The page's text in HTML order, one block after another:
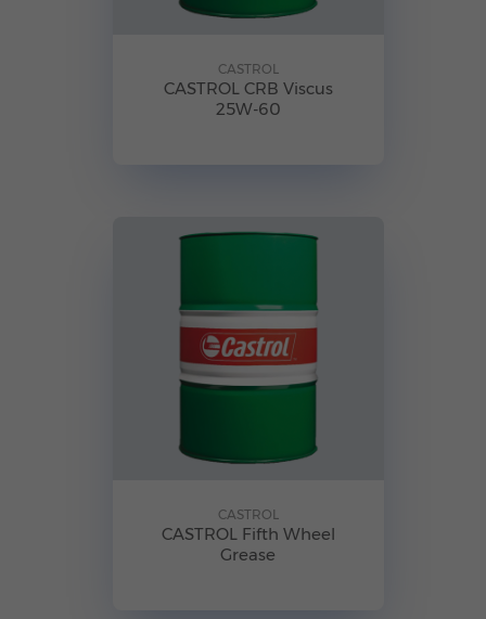
CASTROL
CASTROL CRB Viscus
25W-60
CASTROL
CASTROL Fifth Wheel
Grease